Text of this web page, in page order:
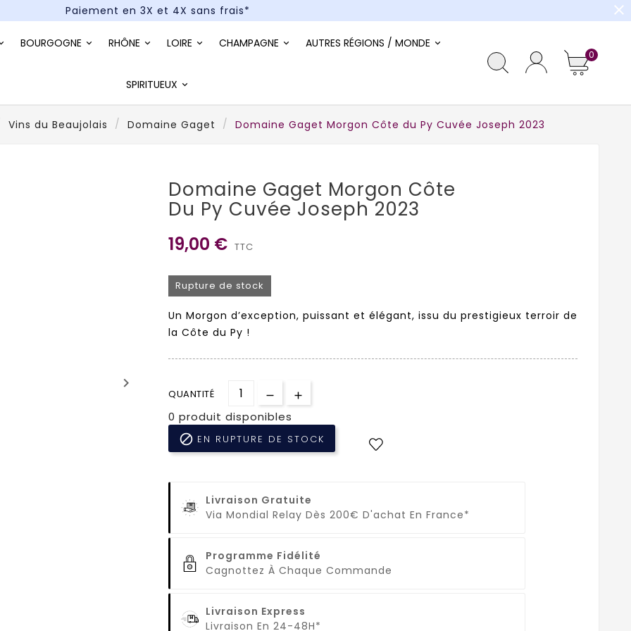
Paiement en 3X et 4X sans frais*
close
BOURGOGNE RHÔNE LOIRE CHAMPAGNE AUTRES RÉGIONS / MONDE
SPIRITUEUX
0
Vins du Beaujolais Domaine Gaget Domaine Gaget Morgon Côte du Py Cuvée Joseph 2023
keyboard_arrow_right
Domaine Gaget Morgon Côte
Du Py Cuvée Joseph 2023
19,00 € TTC
Rupture de stock
Un Morgon d’exception, puissant et élégant, issu du prestigieux terroir de
la Côte du Py !
QUANTITÉ
0 produit disponibles
 EN RUPTURE DE STOCK
Livraison Gratuite
Via Mondial Relay Dès 200€ D'achat En France*
Programme Fidélité
Cagnottez À Chaque Commande
Livraison Express
Livraison En 24-48H*